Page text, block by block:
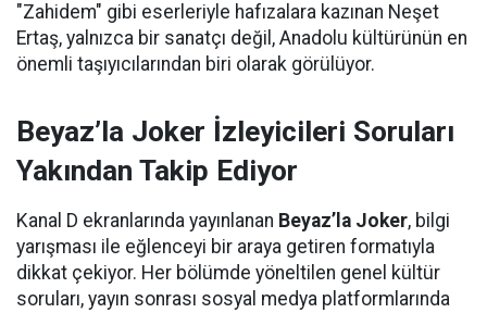
"Zahidem" gibi eserleriyle hafızalara kazınan Neşet
Ertaş, yalnızca bir sanatçı değil, Anadolu kültürünün en
önemli taşıyıcılarından biri olarak görülüyor.
Beyaz’la Joker İzleyicileri Soruları
Yakından Takip Ediyor
Kanal D ekranlarında yayınlanan Beyaz’la Joker, bilgi
yarışması ile eğlenceyi bir araya getiren formatıyla
dikkat çekiyor. Her bölümde yöneltilen genel kültür
soruları, yayın sonrası sosyal medya platformlarında